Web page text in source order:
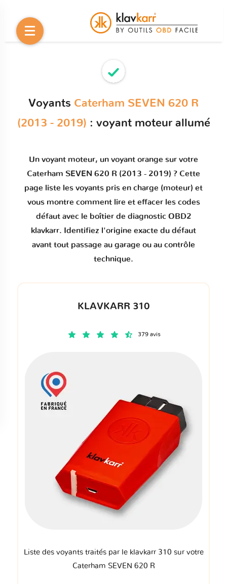
Voyants Caterham SEVEN 620 R
(2013 - 2019) : voyant moteur allumé
Un voyant moteur, un voyant orange sur votre
Caterham SEVEN 620 R (2013 - 2019) ? Cette
page liste les voyants pris en charge (moteur) et
vous montre comment lire et effacer les codes
défautavec le boîtier de diagnostic OBD2
klavkarr. Identifiez l'origine exacte du défaut
avant tout passage au garage ou au contrôle
technique.
KLAVKARR 310
379 avis
Liste des voyants traités par le klavkarr 310 sur votre
Caterham SEVEN 620 R